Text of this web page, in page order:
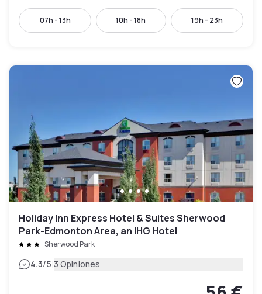
07h - 13h 10h - 18h 19h - 23h
Holiday Inn Express Hotel & Suites Sherwood
Park-Edmonton Area, an IHG Hotel
Sherwood Park
4.3/5|3 Opiniones